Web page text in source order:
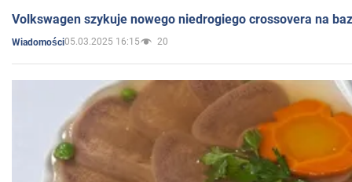
Volkswagen szykuje nowego niedrogiego crossovera na
Wiadomości05.03.2025 16:15 20